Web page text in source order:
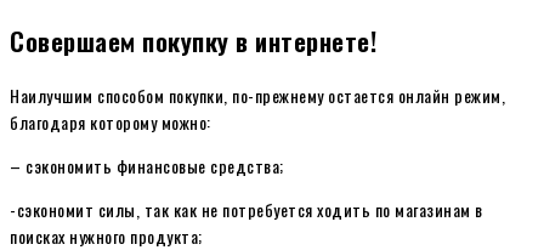
Совершаем покупку в интернете!
Наилучшим способом покупки, по-прежнему остается онлайн режим,
благодаря которому можно:
– сэкономить финансовые средства;
-сэкономит силы, так как не потребуется ходить по магазинам в
поисках нужного продукта;